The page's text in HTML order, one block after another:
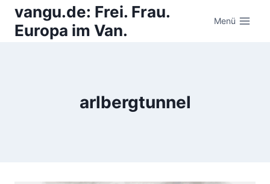
Zum
Inhalt
springen
vangu.de: Frei. Frau.
Europa im Van.
Menü
arlbergtunnel